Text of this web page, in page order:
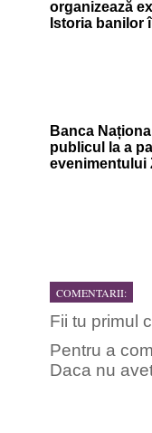
organizează
Istoria banilor
Banca
publicul la a
evenimentului
COMENTARII:
Fii tu primul
Pentru a
Daca nu